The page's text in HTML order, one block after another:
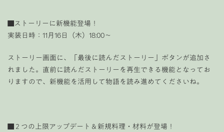
■ストーリーに新機能登場！
実装日時：11月16日（木）18:00〜
ストーリー画面に、「最後に読んだストーリー」ボタンが追加さ
れました。直前に読んだストーリーを再生できる機能となってお
りますので、新機能を活用して物語を読み進めてくださいね。
■２つの上限アップデート＆新規料理・材料が登場！